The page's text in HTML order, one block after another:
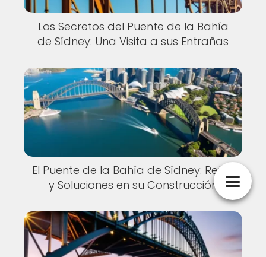
Los Secretos del Puente de la Bahía
de Sídney: Una Visita a sus Entrañas
El Puente de la Bahía de Sídney: Retos
y Soluciones en su Construcción